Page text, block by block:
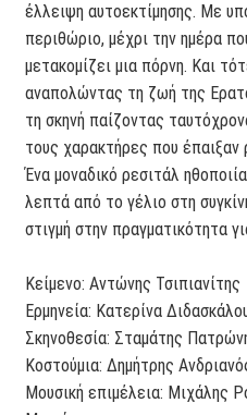
έλλειψη αυτοεκτίμησης. Με
περιθώριο, μέχρι την ημέρα
μετακομίζει μια πόρνη. Και
αναπολώντας τη ζωή της
τη σκηνή παίζοντας
τους χαρακτήρες που
Ένα μοναδικό ρεσιτάλ
λεπτά από το γέλιο στη
στιγμή στην πραγματικότητα
Κείμενο: Αντώνης Τσιπιανίτης
Ερμηνεία: Κατερίνα
Σκηνοθεσία: Σταμάτης
Κοστούμια: Δημήτρης
Μουσική επιμέλεια: Μιχάλης